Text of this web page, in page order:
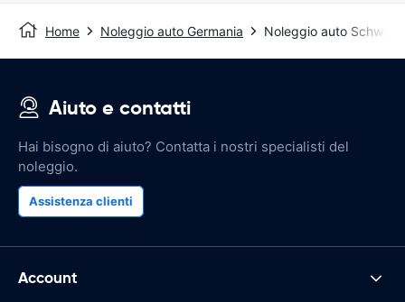
Home Noleggio auto Germania Noleggio auto
Aiuto e contatti
Hai bisogno di aiuto? Contatta i nostri specialisti del
noleggio.
Assistenza clienti
Account